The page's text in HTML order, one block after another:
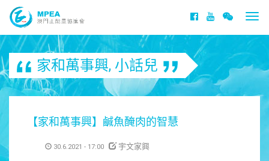
家和萬事興, 小話兒
【家和萬事興】鹹魚醃肉的智慧
30.6.2021 - 17:00 宇文家興